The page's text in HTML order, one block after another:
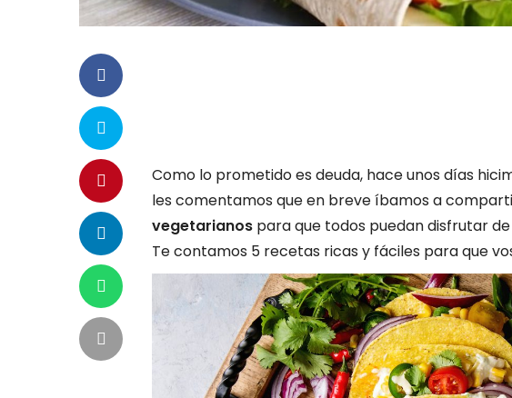
Como lo prometido es deuda, hace unos días
les comentamos que en breve íbamos a
vegetarianos para que todos puedan disfrutar
Te contamos 5 recetas ricas y fáciles para que